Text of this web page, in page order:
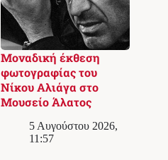
Μοναδική έκθεση
φωτογραφίας του
Νίκου Αλιάγα στο
Μουσείο Άλατος
5 Αυγούστου 2026,
11:57